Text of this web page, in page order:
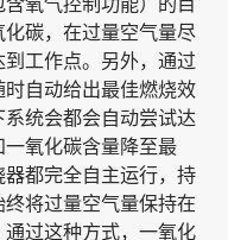
碳，在过量空气量尽
到工作点。另外，通过
自动给出最佳燃烧效
统会都会自动尝试达
氧化碳含量降至最
都完全自主运行，持
将过量空气量保持在
过这种方式，一氧化